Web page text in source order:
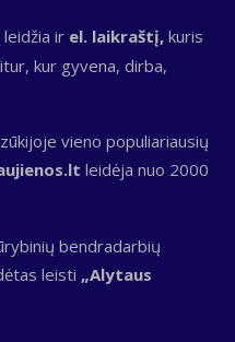
ir el. laikraštį, kuris
kur gyvena, dirba,
vieno populiariausių
leidėja nuo 2000
bendradarbių
leisti „Alytaus